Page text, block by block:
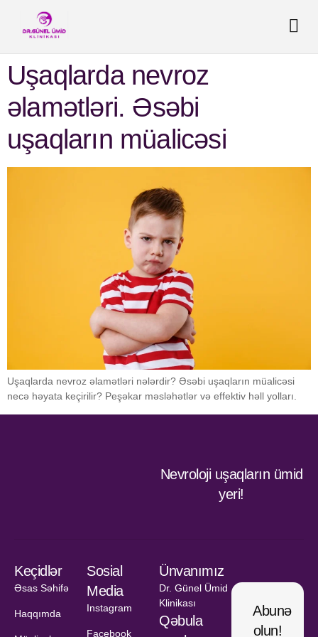
Uşaqlarda nevroz
əlamətləri. Əsəbi
uşaqların müalicəsi
Uşaqlarda nevroz əlamətləri nələrdir? Əsəbi uşaqların müalicəsi
necə həyata keçirilir? Peşəkar məsləhətlər və effektiv həll yolları.
Nevroloji uşaqların ümid
yeri!
Keçidlər
Əsas Səhifə
Haqqımda
Sosial
Media
Instagram
Facebook
Ünvanımız
Dr. Günel Ümid
Klinikası
Qəbula
Abunə
olun!